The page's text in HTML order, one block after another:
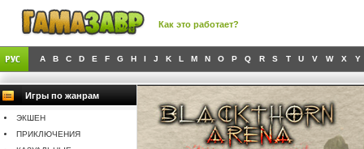
Как это работает?
A B C D E F G H I J K L M N O P Q R S T U V W X Y
Игры по жанрам
ЭКШЕН
ПРИКЛЮЧЕНИЯ